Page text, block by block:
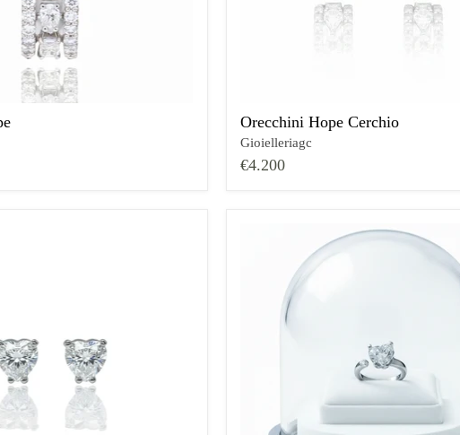
Orecchini Hope Cerchio
Gioielleriagc
€4.200